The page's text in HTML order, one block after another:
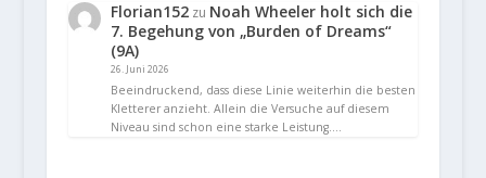
Florian152zu Noah Wheeler holt sich die
7. Begehung von „Burden of Dreams“
(9A)
26. Juni 2026
Beeindruckend, dass diese Linie weiterhin die besten
Kletterer anzieht. Allein die Versuche auf diesem
Niveau sind schon eine starke Leistung.…